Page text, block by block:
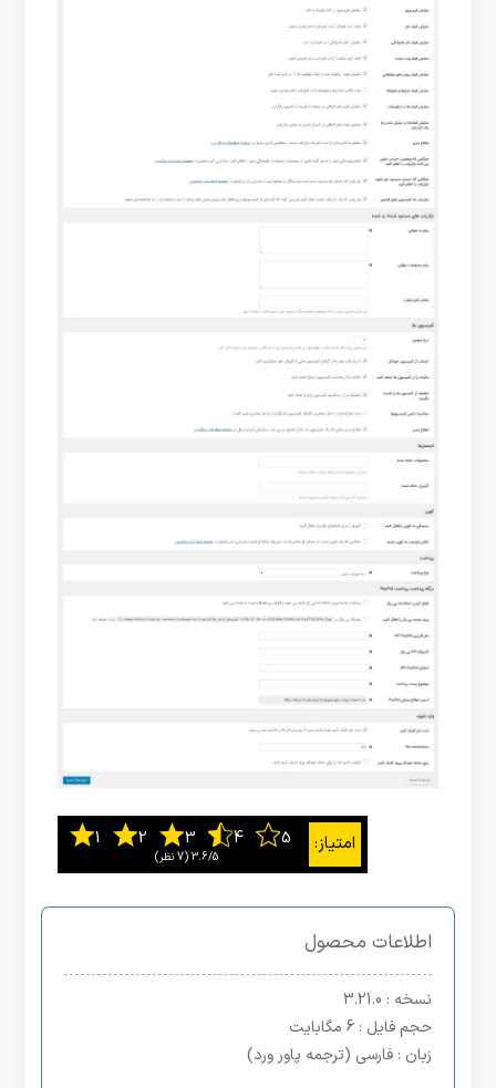
3.6/5
اطلاعات محصول
نسخه : 3.21.0
حجم فایل : 6 مگابایت
زبان : فارسی (ترجمه پاور ورد)